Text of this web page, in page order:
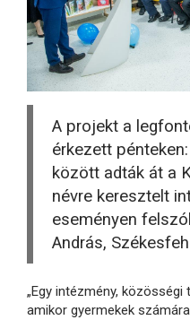
A projekt a
érkezett
között adták át a
névre keresztelt
eseményen
András,
„Egy intézmény,
amikor gyermekek